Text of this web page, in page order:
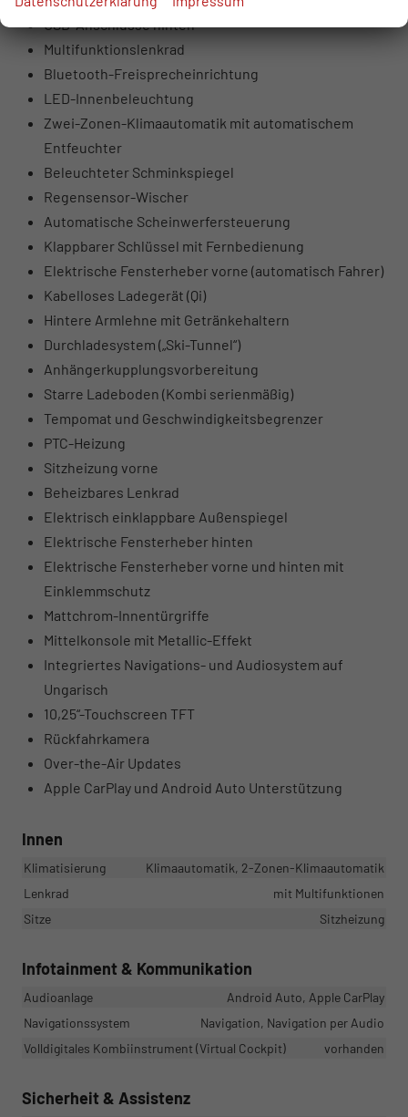
USB-Anschlüsse hinten
Multifunktionslenkrad
Bluetooth-Freisprecheinrichtung
LED-Innenbeleuchtung
Zwei-Zonen-Klimaautomatik mit automatischem
Entfeuchter
Beleuchteter Schminkspiegel
Regensensor-Wischer
Automatische Scheinwerfersteuerung
Klappbarer Schlüssel mit Fernbedienung
Elektrische Fensterheber vorne (automatisch Fahrer)
Kabelloses Ladegerät (Qi)
Hintere Armlehne mit Getränkehaltern
Durchladesystem („Ski-Tunnel“)
Anhängerkupplungsvorbereitung
Starre Ladeboden (Kombi serienmäßig)
Tempomat und Geschwindigkeitsbegrenzer
PTC-Heizung
Sitzheizung vorne
Beheizbares Lenkrad
Elektrisch einklappbare Außenspiegel
Elektrische Fensterheber hinten
Elektrische Fensterheber vorne und hinten mit
Einklemmschutz
Mattchrom-Innentürgriffe
Mittelkonsole mit Metallic-Effekt
Integriertes Navigations- und Audiosystem auf
Ungarisch
10,25“-Touchscreen TFT
Rückfahrkamera
Over-the-Air Updates
Apple CarPlay und Android Auto Unterstützung
Innen
Klimatisierung
Klimaautomatik, 2-Zonen-Klimaautomatik
Lenkrad
mit Multifunktionen
Sitze
Sitzheizung
Infotainment & Kommunikation
Audioanlage
Android Auto, Apple CarPlay
Navigationssystem
Navigation, Navigation per Audio
Volldigitales Kombiinstrument (Virtual Cockpit)
vorhanden
Sicherheit & Assistenz